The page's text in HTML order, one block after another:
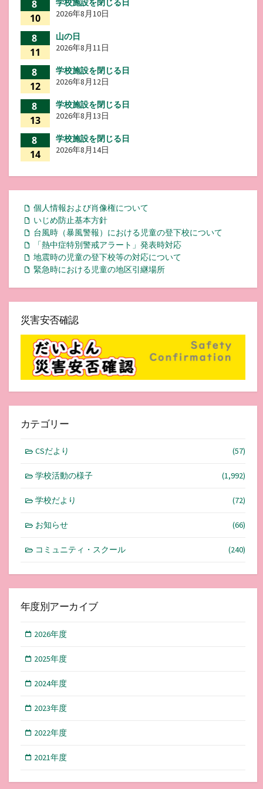
8
10
2026年8月10日
8
11
山の日
2026年8月11日
8
12
学校施設を閉じる日
2026年8月12日
8
13
学校施設を閉じる日
2026年8月13日
8
14
学校施設を閉じる日
2026年8月14日
個人情報および肖像権について
いじめ防止基本方針
台風時（暴風警報）における児童の登下校について
「熱中症特別警戒アラート」発表時対応
地震時の児童の登下校等の対応について
緊急時における児童の地区引継場所
災害安否確認
カテゴリー
CSだより (57)
学校活動の様子 (1,992)
学校だより (72)
お知らせ (66)
コミュニティ・スクール (240)
年度別アーカイブ
2026年度
2025年度
2024年度
2023年度
2022年度
2021年度